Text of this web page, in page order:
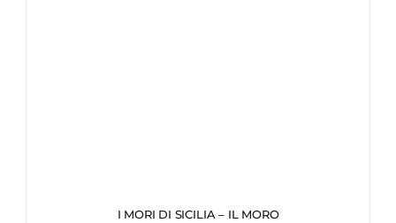
I MORI DI SICILIA – IL MORO